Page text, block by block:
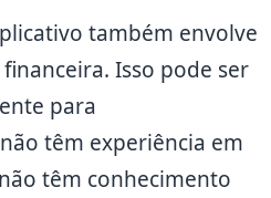
também envolve
Isso pode ser
para
têm experiência em
têm conhecimento